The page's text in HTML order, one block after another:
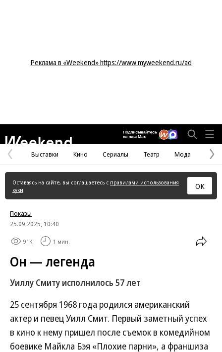
Реклама в «Weekend» https://www.myweekend.ru/ad
Предыдущая
страница
Выставки Кино Сериалы Театр Мода
Оставаясь на сайте, вы соглашаетесь с правилами использования
куки
ОК
Показы
25.09.2025, 10:40
91K 1 мин.
Он — легенда
Уиллу Смиту исполнилось 57 лет
25 сентября 1968 года родился американский
актер и певец Уилл Смит. Первый заметный успех
в кино к нему пришел после съемок в комедийном
боевике Майкла Бэя «Плохие парни», а франшиза